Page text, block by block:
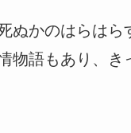
ぬかのはらは
物語もあり、